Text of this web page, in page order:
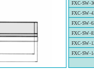
FXC-SW-
FXC-SW-
FXC-SW-
FXC-SW-
FXC-SW-
FXC-SW-